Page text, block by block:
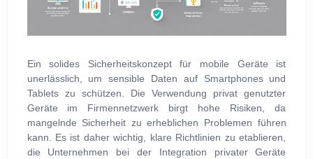
Ein solides Sicherheitskonzept für mobile Geräte ist
unerlässlich, um sensible Daten auf Smartphones und
Tablets zu schützen. Die Verwendung privat genutzter
Geräte im Firmennetzwerk birgt hohe Risiken, da
mangelnde Sicherheit zu erheblichen Problemen führen
kann. Es ist daher wichtig, klare Richtlinien zu etablieren,
die Unternehmen bei der Integration privater Geräte